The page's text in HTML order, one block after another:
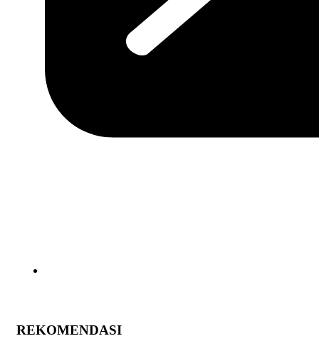
REKOMENDASI